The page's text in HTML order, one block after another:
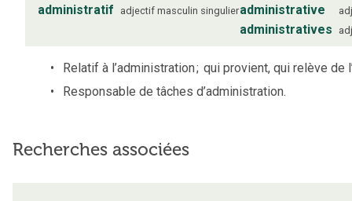
administratif adjectif masculin singulieradministrative
administratives
Relatif à l’administration; qui provient, qui relève de
Responsable de tâches d’administration.
Recherches associées